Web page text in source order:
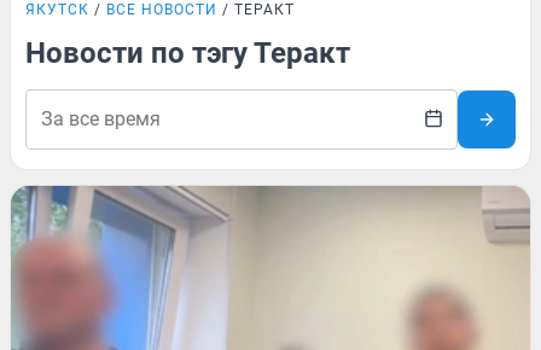
ЯКУТСК ВСЕ НОВОСТИ ТЕРАКТ
Новости по тэгу Теракт